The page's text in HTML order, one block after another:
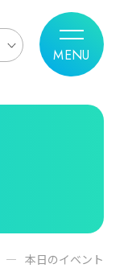
本日のイベント